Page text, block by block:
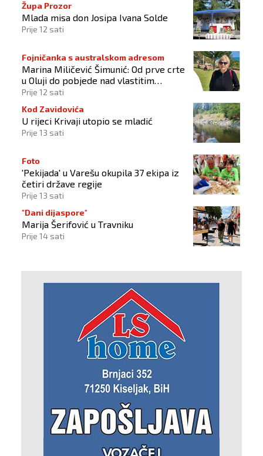
Župa Prozor
Mlada misa don Josipa Ivana Solde
Prije 12 sati
Fojničanka s australskom adresom
Marina Miličević Šimunić: Od prve crte
u Oluji do pobjede nad vlastitim
„olujama“
Prije 12 sati
Kod Zavidovića
U rijeci Krivaji utopio se mladić
Prije 13 sati
Foto
'Pekijada' u Varešu okupila 37 ekipa iz
četiri države regije
Prije 13 sati
"Dani dijaspore"
Marija Šerifović u Travniku
Prije 14 sati